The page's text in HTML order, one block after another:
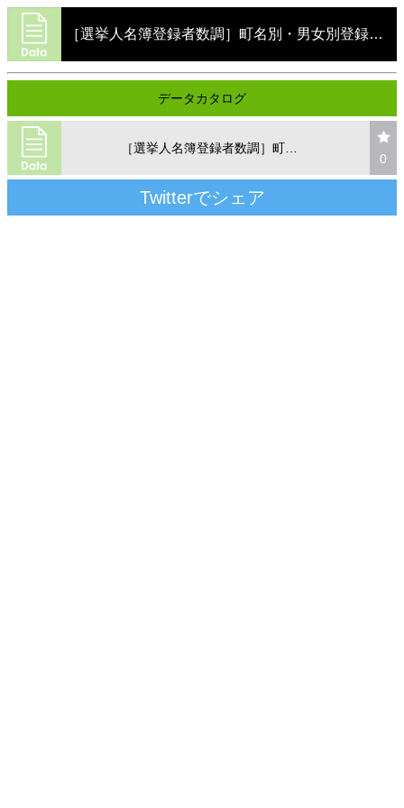
［選挙人名簿登録者数調］町名別・男女別登録者数
データカタログ
0
Twitterでシェア